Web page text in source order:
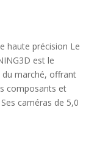
haute précision Le
est le
du marché, offrant
composants et
caméras de 5,0